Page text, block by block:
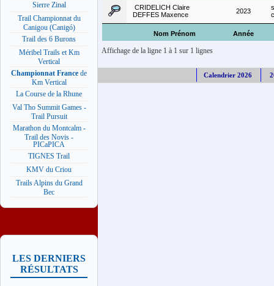
Sierre Zinal
Trail Championnat du
Canigou (Canigó)
Trail des 6 Burons
Méribel Trails et Km
Vertical
Championnat France de
Km Vertical
La Course de la Rhune
Val Tho Summit Games -
Trail Pursuit
Marathon du Montcalm -
Trail des Novis -
PICaPICA
TIGNES Trail
KMV du Criou
Trails Alpins du Grand
Bec
LES DERNIERS
RÉSULTATS
Nom Prénom Année
CRIDELICH Claire
DEFFES Maxence
2023
Affichage de la ligne 1 à 1 sur 1 lignes
Calendrier 2026